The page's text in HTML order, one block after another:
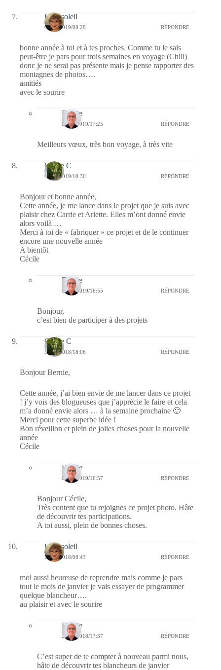
Lilousoleil
06/01/2019/08:28 RÉPONDRE
bonne année à toi et à tes proches. Comme tu le sais
peut-être je pars pour trois semaines en voyage (Chili)
donc je ne serai pas présente mais je pense rapporter des
montagnes de photos….
amitiés
avec le sourire
Bernie
07/01/2019/17:25 RÉPONDRE
Meilleurs vœux, très bon voyage, à très vite
Cécile C
01/01/2019/10:30 RÉPONDRE
Bonjour et bonne année,
Cette année, je me lance dans le projet que je suis avec
plaisir chez Carrie et Arlette. Elles m’ont donné envie
alors voilà …
Merci à toi de « fabriquer » ce projet et de le continuer
encore une nouvelle année
A bientôt
Cécile
Bernie
02/01/2019/16:55 RÉPONDRE
Bonjour,
c’est bien de participer à des projets
Cécile C
31/12/2018/18:06 RÉPONDRE
Bonjour Bernie,
Cette année, j’ai bien envie de me lancer dans ce projet
! j’y vois des blogueuses que j’apprécie le faire et cela
m’a donné envie alors … à la semaine prochaine 🙂
Merci pour cette superbe idée !
Bon réveillon et plein de jolies choses pour la nouvelle
année
Cécile
Bernie
02/01/2019/16:57 RÉPONDRE
Bonjour Cécile,
Très content que tu rejoignes ce projet photo. Hâte
de découvrir tes participations.
A toi aussi, plein de bonnes choses.
Lilousoleil
29/12/2018/08:43 RÉPONDRE
moi aussi heureuse de reprendre mais comme je pars
tout le mois de janvier je vais essayer de programmer
quelque blancheur….
au plaisir et avec le sourire
Bernie
29/12/2018/17:37 RÉPONDRE
C’est super de te compter à nouveau parmi nous,
hâte de découvrir tes blancheurs de janvier